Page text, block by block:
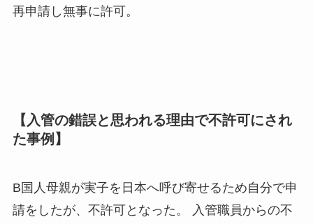
再申請し無事に許可。
【入管の錯誤と思われる理由で不許可にされ
た事例】
B国人母親が実子を日本へ呼び寄せるため自分で申
請をしたが、不許可となった。 入管職員からの不